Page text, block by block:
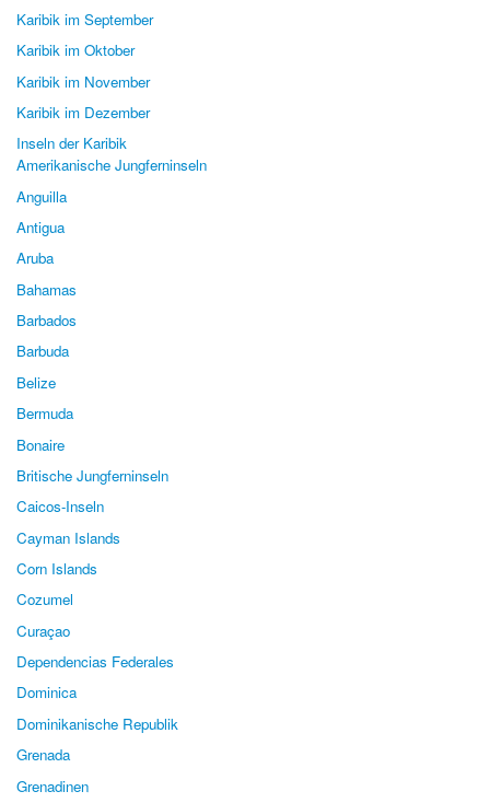
Karibik im September
Karibik im Oktober
Karibik im November
Karibik im Dezember
Inseln der Karibik
Amerikanische Jungferninseln
Anguilla
Antigua
Aruba
Bahamas
Barbados
Barbuda
Belize
Bermuda
Bonaire
Britische Jungferninseln
Caicos-Inseln
Cayman Islands
Corn Islands
Cozumel
Curaçao
Dependencias Federales
Dominica
Dominikanische Republik
Grenada
Grenadinen